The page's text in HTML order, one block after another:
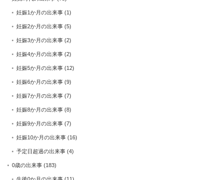
妊娠1か月の出来事 (1)
妊娠2か月の出来事 (5)
妊娠3か月の出来事 (2)
妊娠4か月の出来事 (2)
妊娠5か月の出来事 (12)
妊娠6か月の出来事 (9)
妊娠7か月の出来事 (7)
妊娠8か月の出来事 (8)
妊娠9か月の出来事 (7)
妊娠10か月の出来事 (16)
予定日超過の出来事 (4)
0歳の出来事 (183)